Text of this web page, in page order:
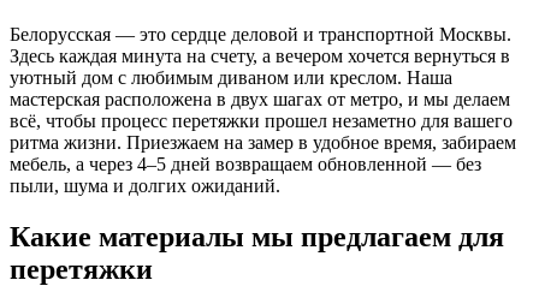
Белорусская — это сердце деловой и транспортной Москвы.
Здесь каждая минута на счету, а вечером хочется вернуться в
уютный дом с любимым диваном или креслом. Наша
мастерская расположена в двух шагах от метро, и мы делаем
всё, чтобы процесс перетяжки прошел незаметно для вашего
ритма жизни. Приезжаем на замер в удобное время, забираем
мебель, а через 4–5 дней возвращаем обновленной — без
пыли, шума и долгих ожиданий.
Какие материалы мы предлагаем для
перетяжки